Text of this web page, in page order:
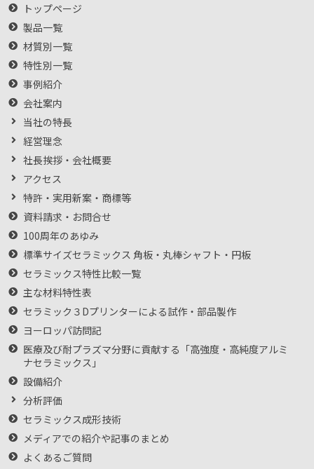
トップページ
製品一覧
材質別一覧
特性別一覧
事例紹介
会社案内
当社の特長
経営理念
社長挨拶・会社概要
アクセス
特許・実用新案・商標等
資料請求・お問合せ
100周年のあゆみ
標準サイズセラミックス 角板・丸棒シャフト・円板
セラミックス特性比較一覧
主な材料特性表
セラミック３Dプリンターによる試作・部品製作
ヨーロッパ訪問記
医療及び耐プラズマ分野に貢献する「高強度・高純度アルミ
ナセラミックス」
設備紹介
分析評価
セラミックス成形技術
メディアでの紹介や記事のまとめ
よくあるご質問